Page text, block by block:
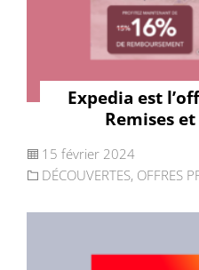
Expedia est
Remises
15 février 2024
DÉCOUVERTES, OFFRES